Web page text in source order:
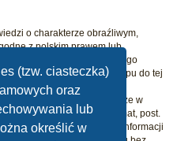
(tzw. ciasteczka)
oraz
lub
określić w
o charakterze obraźliwym,
z polskim prawem lub
osobiste. Naruszenie tego
zablokowaniem dostępu do tej
powiadomiony o twoim
na to, że „Beatudia” może w
lub zamknąć każdy twój temat, post.
podanych przez ciebie informacji